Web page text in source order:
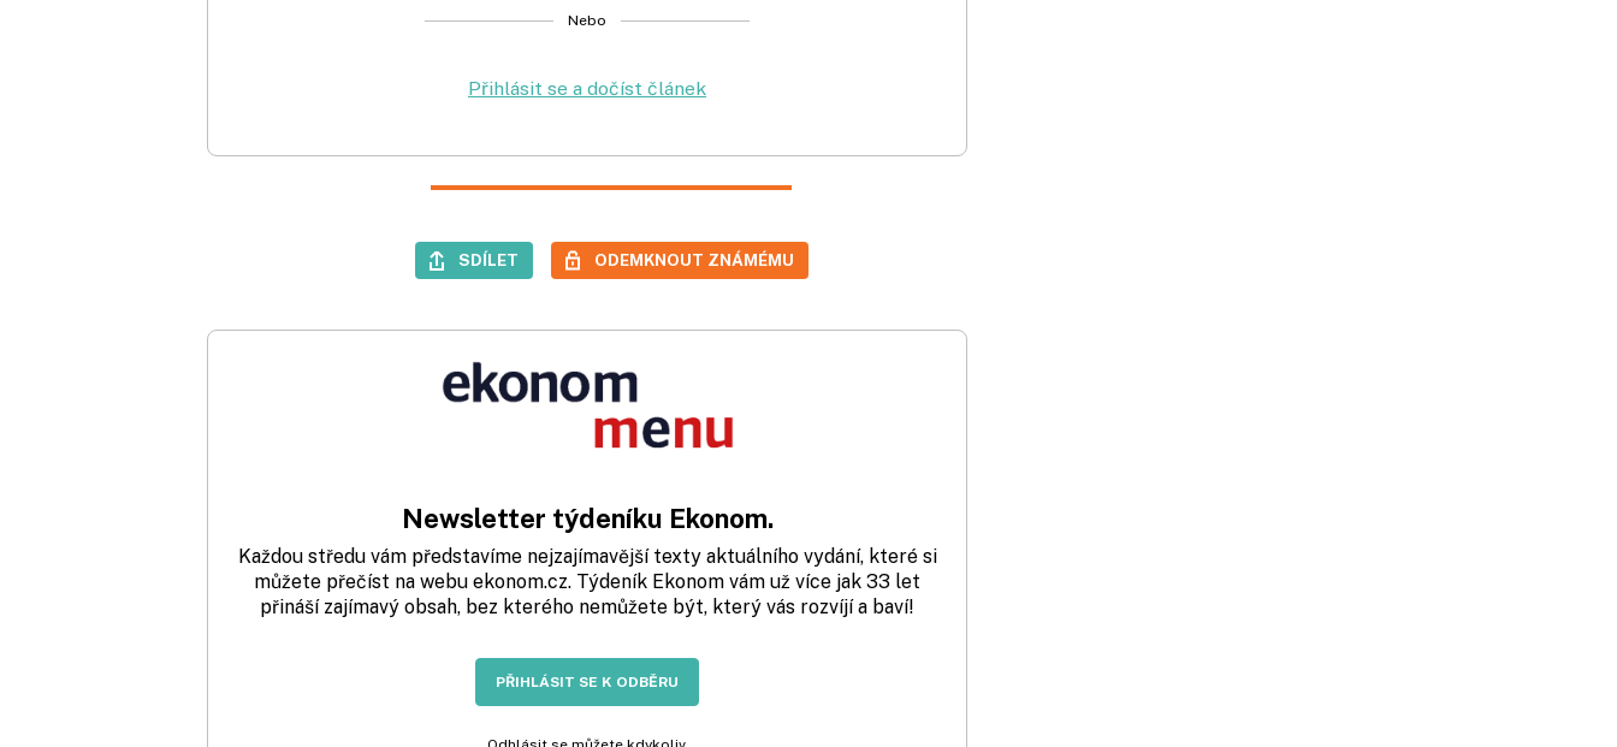
Nebo
Přihlásit se a dočíst článek
SDÍLET ODEMKNOUT ZNÁMÉMU
Newsletter týdeníku Ekonom.
Každou středu vám představíme nejzajímavější texty aktuálního vydání, které si
můžete přečíst na webu ekonom.cz. Týdeník Ekonom vám už více jak 33 let
přináší zajímavý obsah, bez kterého nemůžete být, který vás rozvíjí a baví!
PŘIHLÁSIT SE K ODBĚRU